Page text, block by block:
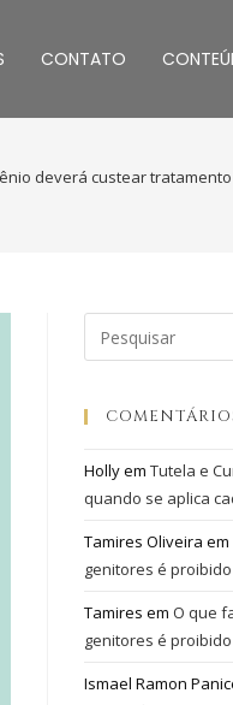
CONTATO
deverá custear
Hollyem Tutela e
quando se aplica
Tamires Oliveira em
genitores é
Tamires em O que
genitores é
Ismael Ramon